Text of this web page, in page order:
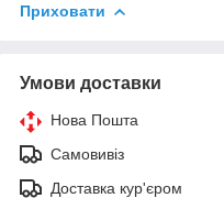
Приховати
Умови доставки
Нова Пошта
Самовивіз
Доставка кур'єром